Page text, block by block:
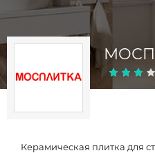
Керамическая плитка для